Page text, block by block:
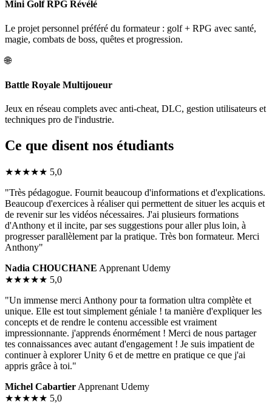
Mini Golf RPG Révélé
Le projet personnel préféré du formateur : golf + RPG avec santé,
magie, combats de boss, quêtes et progression.
🌐
Battle Royale Multijoueur
Jeux en réseau complets avec anti-cheat, DLC, gestion utilisateurs et
techniques pro de l'industrie.
Ce que disent nos étudiants
★★★★★ 5,0
"Très pédagogue. Fournit beaucoup d'informations et d'explications.
Beaucoup d'exercices à réaliser qui permettent de situer les acquis et
de revenir sur les vidéos nécessaires. J'ai plusieurs formations
d'Anthony et il incite, par ses suggestions pour aller plus loin, à
progresser parallèlement par la pratique. Très bon formateur. Merci
Anthony"
Nadia CHOUCHANE Apprenant Udemy
★★★★★ 5,0
"Un immense merci Anthony pour ta formation ultra complète et
unique. Elle est tout simplement géniale ! ta manière d'expliquer les
concepts et de rendre le contenu accessible est vraiment
impressionnante. j'apprends énormément ! Merci de nous partager
tes connaissances avec autant d'engagement ! Je suis impatient de
continuer à explorer Unity 6 et de mettre en pratique ce que j'ai
appris grâce à toi."
Michel Cabartier Apprenant Udemy
★★★★★ 5,0